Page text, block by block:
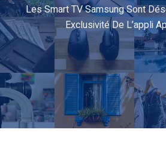
Les Smart TV Samsung Sont
Exclusivité De L’appli